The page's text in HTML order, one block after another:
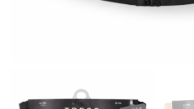
HOGAR